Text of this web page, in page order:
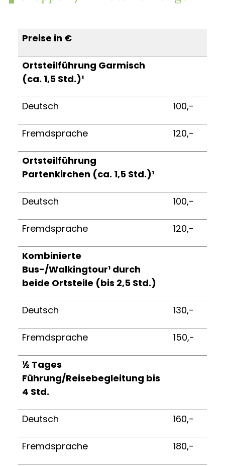
Preise in €
Ortsteilführung Garmisch
(ca. 1,5 Std.)¹
Deutsch 100,-
Fremdsprache 120,-
Ortsteilführung
Partenkirchen (ca. 1,5 Std.)¹
Deutsch 100,-
Fremdsprache 120,-
Kombinierte
Bus-/Walkingtour¹ durch
beide Ortsteile (bis 2,5 Std.)
Deutsch 130,-
Fremdsprache 150,-
½ Tages
Führung/Reisebegleitung bis
4 Std.
Deutsch 160,-
Fremdsprache 180,-